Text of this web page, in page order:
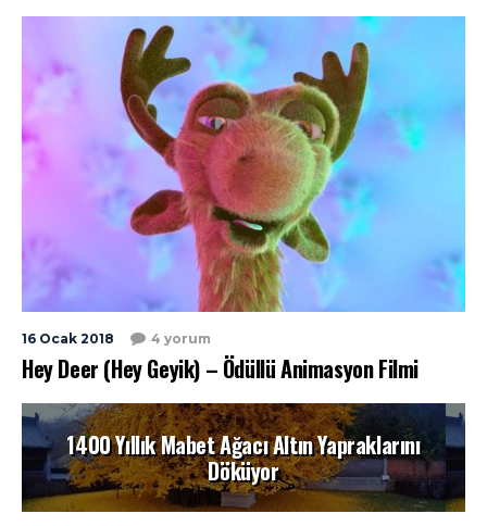
16 Ocak 2018 4 yorum
Hey Deer (Hey Geyik) – Ödüllü Animasyon Filmi
1400 Yıllık Mabet Ağacı Altın Yapraklarını
Döküyor